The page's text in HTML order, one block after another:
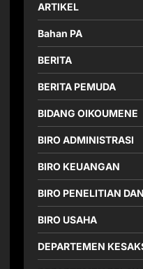
ARTIKEL
Bahan PA
BERITA
BERITA PEMUDA
BIDANG OIKOUMENE
BIRO ADMINISTRASI
BIRO KEUANGAN
BIRO PENELITIAN
BIRO USAHA
DEPARTEMEN